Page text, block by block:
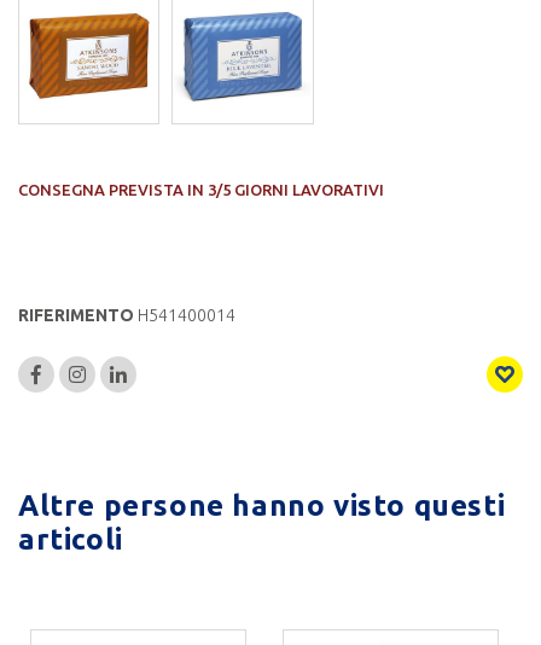
CONSEGNA PREVISTA IN 3/5 GIORNI LAVORATIVI
RIFERIMENTO H541400014
Altre persone hanno visto questi
articoli